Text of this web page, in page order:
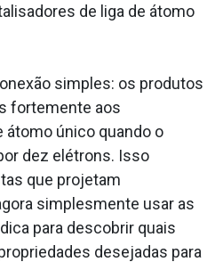
de liga de átomo
simples: os produtos
fortemente aos
átomo único quando o
dez elétrons. Isso
que projetam
simplesmente usar as
para descobrir quais
desejadas para